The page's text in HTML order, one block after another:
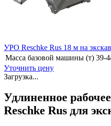
УРО Reschke Rus 18 м на
Масса базовой машины (т) 39-
Уточнить цену
Загрузка...
Удлиненное
Reschke Rus для